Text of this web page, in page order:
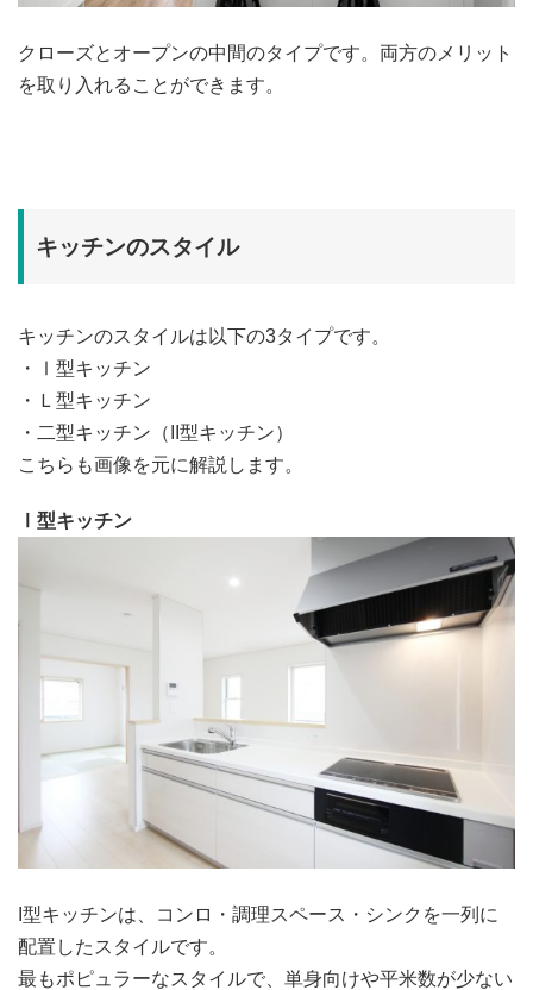
クローズとオープンの中間のタイプです。両方のメリット
を取り入れることができます。
キッチンのスタイル
キッチンのスタイルは以下の3タイプです。
・Ⅰ型キッチン
・Ｌ型キッチン
・二型キッチン（II型キッチン）
こちらも画像を元に解説します。
Ⅰ型キッチン
I型キッチンは、コンロ・調理スペース・シンクを一列に
配置したスタイルです。
最もポピュラーなスタイルで、単身向けや平米数が少ない